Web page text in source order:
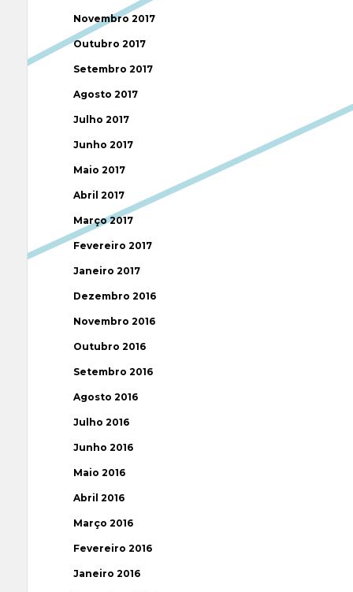
Novembro 2017
Outubro 2017
Setembro 2017
Agosto 2017
Julho 2017
Junho 2017
Maio 2017
Abril 2017
Março 2017
Fevereiro 2017
Janeiro 2017
Dezembro 2016
Novembro 2016
Outubro 2016
Setembro 2016
Agosto 2016
Julho 2016
Junho 2016
Maio 2016
Abril 2016
Março 2016
Fevereiro 2016
Janeiro 2016